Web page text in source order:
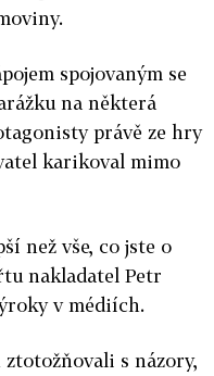
spojovaným se
na některá
právě ze hry
karikoval mimo
než vše, co jste o
nakladatel Petr
v médiích.
s názory,